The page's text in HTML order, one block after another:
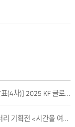
[합격자 발표(4차)] 2025 KF 글로벌 챌린저 싱크탱크/박물관/도서관 인턴십
KF XR 갤러리 기획전 <시간을 여는 시간> 전시 연장(~2.21.)